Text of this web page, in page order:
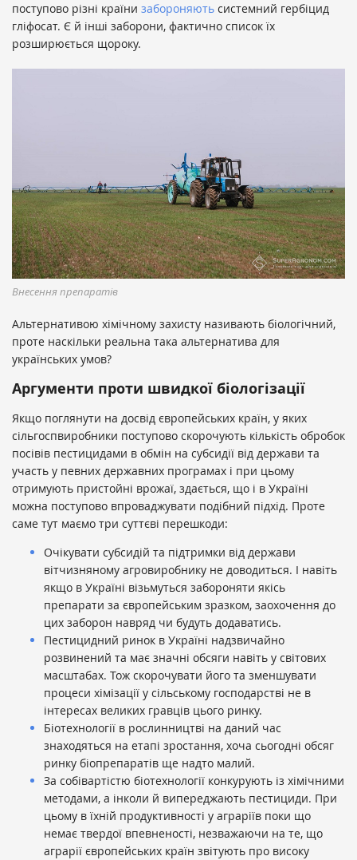
поступово різні країни забороняють системний гербіцид
гліфосат. Є й інші заборони, фактично список їх
розширюється щороку.
Внесення препаратів
Альтернативою хімічному захисту називають біологічний,
проте наскільки реальна така альтернатива для
українських умов?
Аргументи проти швидкої біологізації
Якщо поглянути на досвід європейських країн, у яких
сільгоспвиробники поступово скорочують кількість обробок
посівів пестицидами в обмін на субсидії від держави та
участь у певних державних програмах і при цьому
отримують пристойні врожаї, здається, що і в Україні
можна поступово впроваджувати подібний підхід. Проте
саме тут маємо три суттєві перешкоди:
Очікувати субсидій та підтримки від держави
вітчизняному агровиробнику не доводиться. І навіть
якщо в Україні візьмуться забороняти якісь
препарати за європейським зразком, заохочення до
цих заборон навряд чи будуть додаватись.
Пестицидний ринок в Україні надзвичайно
розвинений та має значні обсяги навіть у світових
масштабах. Тож скорочувати його та зменшувати
процеси хімізації у сільському господарстві не в
інтересах великих гравців цього ринку.
Біотехнології в рослинництві на даний час
знаходяться на етапі зростання, хоча сьогодні обсяг
ринку біопрепаратів ще надто малий.
За собівартістю біотехнології конкурують із хімічними
методами, а інколи й випереджають пестициди. При
цьому в їхній продуктивності у аграріїв поки що
немає твердої впевненості, незважаючи на те, що
аграрії європейських країн звітують про високу